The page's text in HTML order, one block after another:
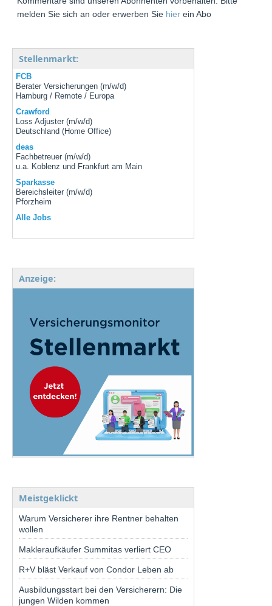
melden Sie sich an oder erwerben Sie hier ein Abo
Stellenmarkt:
FCB
Berater Versicherungen (m/w/d)
Hamburg / Remote / Europa
Crawford
Loss Adjuster (m/w/d)
Deutschland (Home Office)
deas
Fachbetreuer (m/w/d)
u.a. Koblenz und Frankfurt am Main
Sparkasse
Bereichsleiter (m/w/d)
Pforzheim
Alle Jobs
Anzeige:
Meistgeklickt
Warum Versicherer ihre Rentner behalten
wollen
Makleraufkäufer Summitas verliert CEO
R+V bläst Verkauf von Condor Leben ab
Ausbildungsstart bei den Versicherern: Die
jungen Wilden kommen